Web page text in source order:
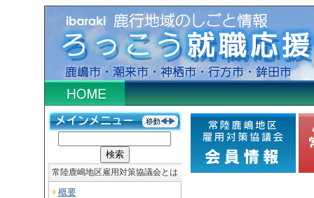
常陸鹿嶋地区雇用対策協議会とは
概要